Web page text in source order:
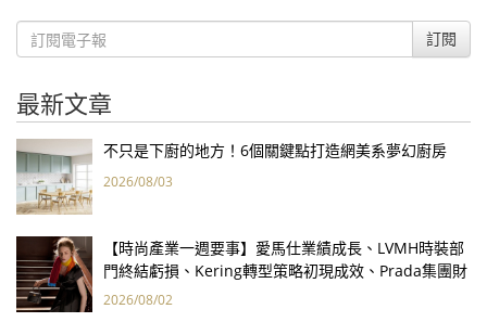
訂閱
最新文章
不只是下廚的地方！6個關鍵點打造網美系夢幻廚房
2026/08/03
【時尚產業一週要事】愛馬仕業績成長、LVMH時裝部
門終結虧損、Kering轉型策略初現成效、Prada集團財
報亮眼
2026/08/02